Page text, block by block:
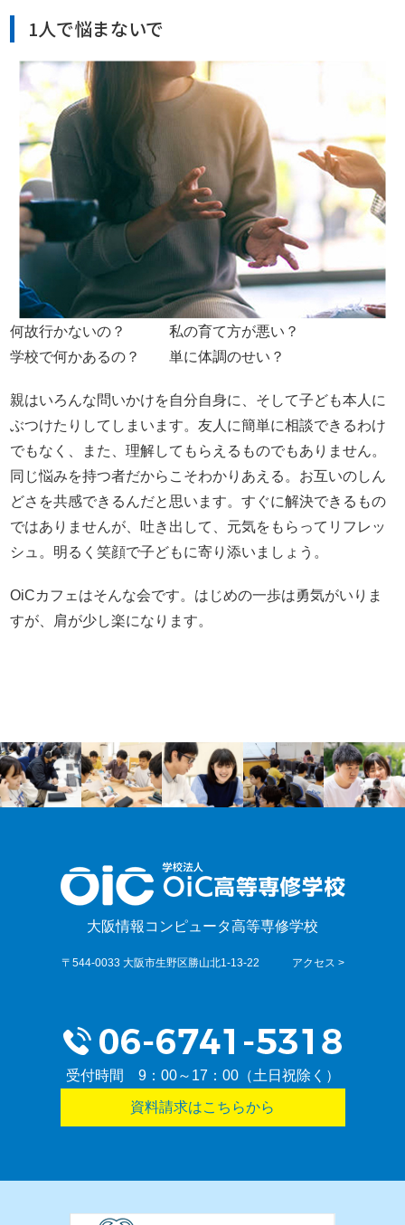
1人で悩まないで
何故行かないの？ 私の育て方が悪い？
学校で何かあるの？ 単に体調のせい？
親はいろんな問いかけを自分自身に、そして子ども本人に
ぶつけたりしてしまいます。友人に簡単に相談できるわけ
でもなく、また、理解してもらえるものでもありません。
同じ悩みを持つ者だからこそわかりあえる。お互いのしん
どさを共感できるんだと思います。すぐに解決できるもの
ではありませんが、吐き出して、元気をもらってリフレッ
シュ。明るく笑顔で子どもに寄り添いましょう。
OiCカフェはそんな会です。はじめの一歩は勇気がいりま
すが、肩が少し楽になります。
大阪情報コンピュータ高等専修学校
〒544-0033 大阪市生野区勝山北1-13-22 アクセス >
受付時間 9：00～17：00（土日祝除く）
資料請求はこちらから